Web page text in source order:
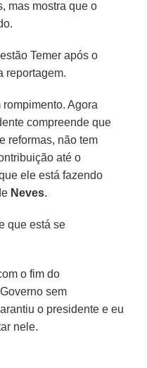
mas mostra que o
Temer após o
reportagem.
Agora
compreende que
reformas, não tem
até o
ele está fazendo
Neves.
que está se
o fim do
sem
o presidente e eu
nele.